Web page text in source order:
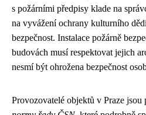
s požárními předpisy klade na
na vyvážení ochrany kulturního
bezpečnost. Instalace požárně
budovách musí respektovat jejich
nesmí být ohrožena bezpečnost
Provozovatelé objektů v Praze